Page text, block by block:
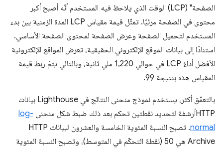
الصفحة" (LCP) الوقت الذي يلاحظ فيه المستخدم أنّه أصبح أكبر
محتوى في الصفحة مرئيًا. تمثّل قيمة مقياس LCP المدة الزمنية بين بدء
المستخدم لتحميل الصفحة وعرض الصفحة لمحتوى الصفحة الأساسي.
استنادًا إلى بيانات الموقع الإلكتروني الحقيقية، تعرض المواقع الإلكترونية
الأفضل أداءً LCP في حوالي 1,220 ملي ثانية، وبالتالي يتمّ ربط قيمة
المقياس هذه بنتيجة 99.
بالتعمّق أكثر، يستخدم نموذج منحنى النتائج في Lighthouse بيانات
HTTPأرشفة لتحديد نقطتين تحكم بعد ذلك ضبط شكل منحنى
log-
normal
. تصبح النسبة المئوية الخامسة والعشرون لبيانات HTTP
Archive هي 50 (نقطة التحكّم في المتوسط)، وتصبح النسبة المئوية